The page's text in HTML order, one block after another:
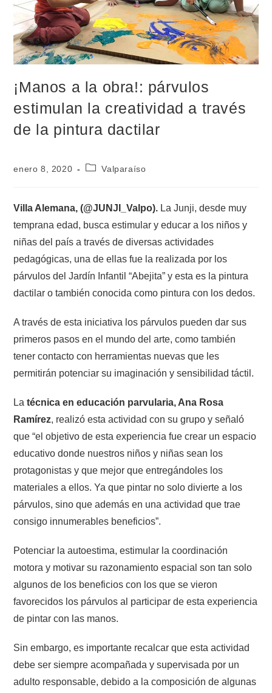
¡Manos a la obra!: párvulos
estimulan la creatividad a través
de la pintura dactilar
enero 8, 2020 Valparaíso
Villa Alemana, (@JUNJI_Valpo). La Junji, desde muy
temprana edad, busca estimular y educar a los niños y
niñas del país a través de diversas actividades
pedagógicas, una de ellas fue la realizada por los
párvulos del Jardín Infantil “Abejita” y esta es la pintura
dactilar o también conocida como pintura con los dedos.
A través de esta iniciativa los párvulos pueden dar sus
primeros pasos en el mundo del arte, como también
tener contacto con herramientas nuevas que les
permitirán potenciar su imaginación y sensibilidad táctil.
La técnica en educación parvularia, Ana Rosa
Ramírez, realizó esta actividad con su grupo y señaló
que “el objetivo de esta experiencia fue crear un espacio
educativo donde nuestros niños y niñas sean los
protagonistas y que mejor que entregándoles los
materiales a ellos. Ya que pintar no solo divierte a los
párvulos, sino que además en una actividad que trae
consigo innumerables beneficios”.
Potenciar la autoestima, estimular la coordinación
motora y motivar su razonamiento espacial son tan solo
algunos de los beneficios con los que se vieron
favorecidos los párvulos al participar de esta experiencia
de pintar con las manos.
Sin embargo, es importante recalcar que esta actividad
debe ser siempre acompañada y supervisada por un
adulto responsable, debido a la composición de algunas